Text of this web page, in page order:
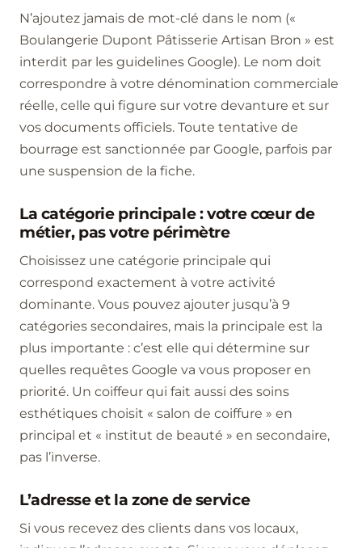
N’ajoutez jamais de mot-clé dans le nom («
Boulangerie Dupont Pâtisserie Artisan Bron » est
interdit par les guidelines Google). Le nom doit
correspondre à votre dénomination commerciale
réelle, celle qui figure sur votre devanture et sur
vos documents officiels. Toute tentative de
bourrage est sanctionnée par Google, parfois par
une suspension de la fiche.
La catégorie principale : votre cœur de
métier, pas votre périmètre
Choisissez une catégorie principale qui
correspond exactement à votre activité
dominante. Vous pouvez ajouter jusqu’à 9
catégories secondaires, mais la principale est la
plus importante : c’est elle qui détermine sur
quelles requêtes Google va vous proposer en
priorité. Un coiffeur qui fait aussi des soins
esthétiques choisit « salon de coiffure » en
principal et « institut de beauté » en secondaire,
pas l’inverse.
L’adresse et la zone de service
Si vous recevez des clients dans vos locaux,